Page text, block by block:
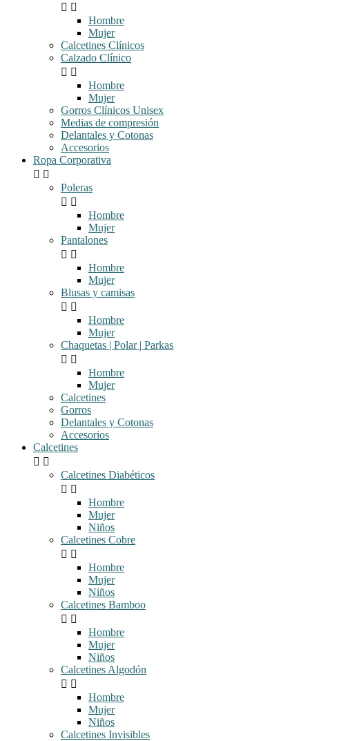
 
Hombre
Mujer
Calcetines Clínicos
Calzado Clínico
 
Hombre
Mujer
Gorros Clínicos Unisex
Medias de compresión
Delantales y Cotonas
Accesorios
Ropa Corporativa
 
Poleras
 
Hombre
Mujer
Pantalones
 
Hombre
Mujer
Blusas y camisas
 
Hombre
Mujer
Chaquetas | Polar | Parkas
 
Hombre
Mujer
Calcetines
Gorros
Delantales y Cotonas
Accesorios
Calcetines
 
Calcetines Diabéticos
 
Hombre
Mujer
Niños
Calcetines Cobre
 
Hombre
Mujer
Niños
Calcetines Bamboo
 
Hombre
Mujer
Niños
Calcetines Algodón
 
Hombre
Mujer
Niños
Calcetines Invisibles